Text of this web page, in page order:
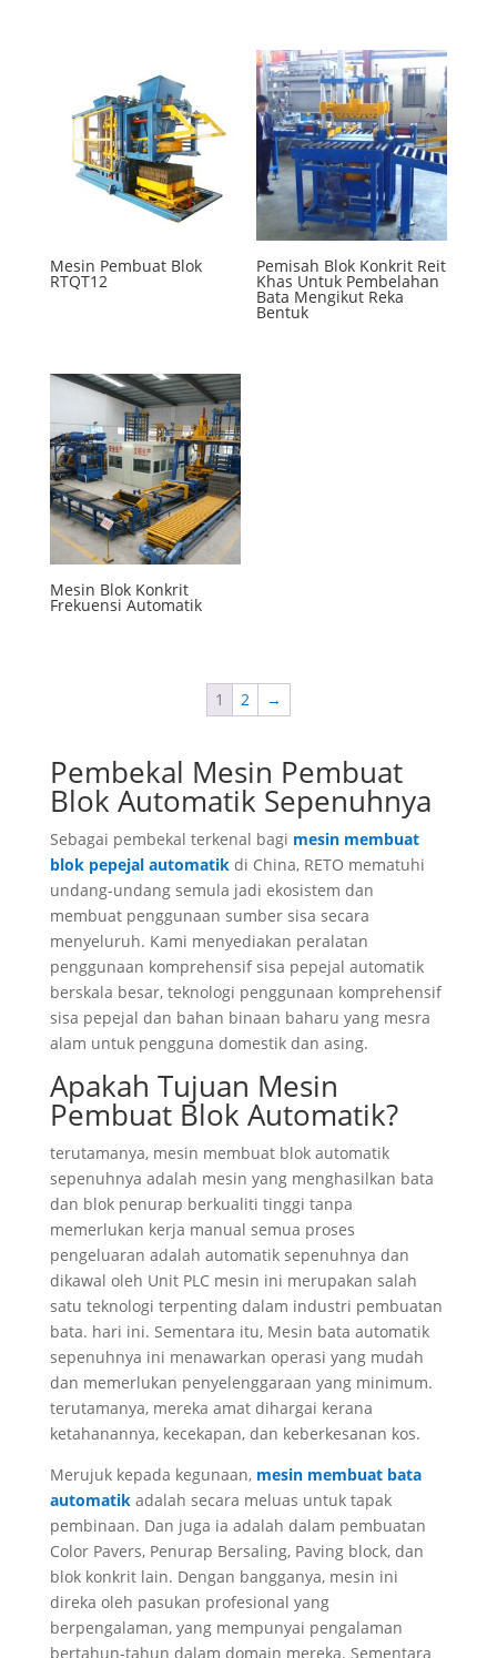
Mesin Pembuat Blok
RTQT12
Pemisah Blok Konkrit Reit
Khas Untuk Pembelahan
Bata Mengikut Reka
Bentuk
Mesin Blok Konkrit
Frekuensi Automatik
1 2 →
Pembekal Mesin Pembuat
Blok Automatik Sepenuhnya
Sebagai pembekal terkenal bagi mesin membuat
blok pepejal automatikdi China, RETO mematuhi
undang-undang semula jadi ekosistem dan
membuat penggunaan sumber sisa secara
menyeluruh. Kami menyediakan peralatan
penggunaan komprehensif sisa pepejal automatik
berskala besar, teknologi penggunaan komprehensif
sisa pepejal dan bahan binaan baharu yang mesra
alam untuk pengguna domestik dan asing.
Apakah Tujuan Mesin
Pembuat Blok Automatik?
terutamanya, mesin membuat blok automatik
sepenuhnya adalah mesin yang menghasilkan bata
dan blok penurap berkualiti tinggi tanpa
memerlukan kerja manual semua proses
pengeluaran adalah automatik sepenuhnya dan
dikawal oleh Unit PLC mesin ini merupakan salah
satu teknologi terpenting dalam industri pembuatan
bata. hari ini. Sementara itu, Mesin bata automatik
sepenuhnya ini menawarkan operasi yang mudah
dan memerlukan penyelenggaraan yang minimum.
terutamanya, mereka amat dihargai kerana
ketahanannya, kecekapan, dan keberkesanan kos.
Merujuk kepada kegunaan, mesin membuat bata
automatikadalah secara meluas untuk tapak
pembinaan. Dan juga ia adalah dalam pembuatan
Color Pavers, Penurap Bersaling, Paving block, dan
blok konkrit lain. Dengan bangganya, mesin ini
direka oleh pasukan profesional yang
berpengalaman, yang mempunyai pengalaman
bertahun-tahun dalam domain mereka. Sementara